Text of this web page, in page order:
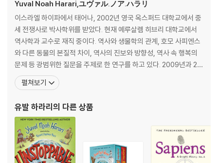
rmous power. But despite allour discoveries, inventions, and c
onquests, we now find ourselves in an existential crisis. The w
orld is on the verge of ecological collapse. Misinformation abo
unds. And we are rushing headlong into the age of AI―a new i
nformation network that threatens to annihilate us. For all that
we have accomplished, why are we so self-destructive?
Nexus looks through the long lens of human history to consid
aking us from the Stone Age, through the canonization of the
Bible, early modern witch-hunts, Stalinism, Nazism, and the re
surgence of populism today, Yuval Noah Harari asks us to con
sider the complex relationship between information and truth,
bureaucracy and mythology, wisdom and power. He explores
Yuval Noah Harari,ユヴァル.ノア.ハラリ
이스라엘 하이파에서 태어나, 2002년 영국 옥스퍼드 대학교에서 중
세 전쟁사로 박사학위를 받았다. 현재 예루살렘 히브리 대학교에서
역사학과 교수로 재직 중이다. 역사와 생물학의 관계, 호모 사피엔스
와 다른 동물의 본질적 차이, 역사의 진보와 방향성, 역사 속 행복의
문제 등 광범위한 질문을 주제로 한 연구를 하고 있다. 2009년과 20
12년에 ‘인문학 분야 창의성과 독창성에 대한 플론스키 상’을 수상했
고, 2011년 군대 역사에 관한 논문으로 ‘몬카도 상’을 수상했다. 2012
보스에서 열린 세계경제포럼에서 인
펼쳐보기
유발 하라리 의 다른 상품